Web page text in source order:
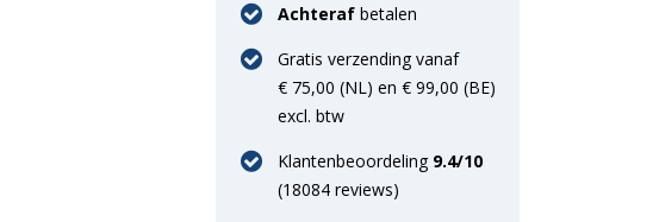
Achteraf betalen
Gratis verzending vanaf
€ 75,00 (NL) en € 99,00 (BE)
excl. btw
Klantenbeoordeling 9.4/10
(18084 reviews)